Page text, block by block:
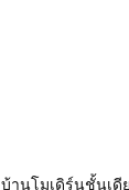
บ้านโมเดิร์นชั้นเดี